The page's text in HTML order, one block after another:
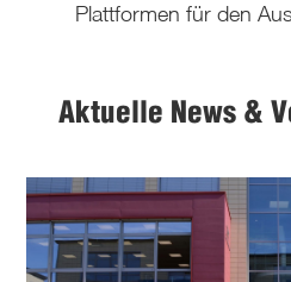
Plattformen für den
Aktuelle News &